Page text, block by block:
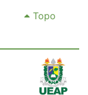
Topo